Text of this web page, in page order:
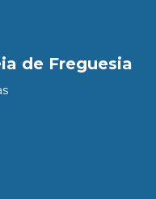
de Freguesia